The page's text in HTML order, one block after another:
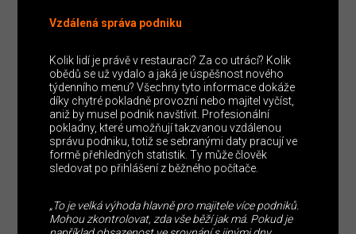
Vzdálená správa podniku
Kolik lidí je právě v restauraci? Za co utrácí? Kolik
obědů se už vydalo a jaká je úspěšnost nového
týdenního menu? Všechny tyto informace dokáže
díky chytré pokladně provozní nebo majitel vyčíst,
aniž by musel podnik navštívit. Profesionální
pokladny, které umožňují takzvanou vzdálenou
správu podniku, totiž se sebranými daty pracují ve
formě přehledných statistik. Ty může člověk
sledovat po přihlášení z běžného počítače.
„To je velká výhoda hlavně pro majitele více podniků.
Mohou zkontrolovat, zda vše běží jak má. Pokud je